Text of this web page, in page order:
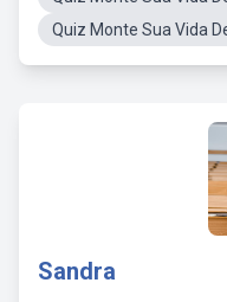
Quiz Monte Sua Vida
Sandra